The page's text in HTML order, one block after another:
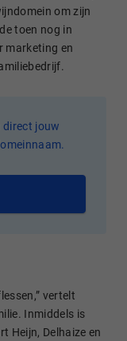
om zijn
toen nog in
marketing en
direct jouw
vertelt
Inmiddels is
Heijn, Delhaize en